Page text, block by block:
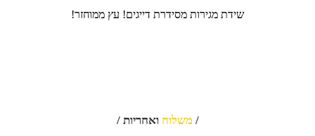
שידת מגירות מסידרת דייגים! עץ ממוחזר!
/משלוח ואחריות /